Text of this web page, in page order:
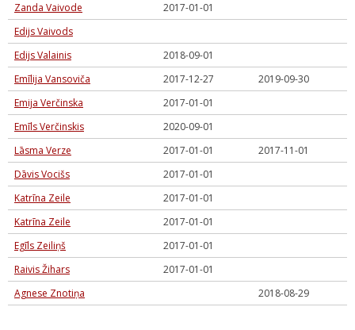
Zanda Vaivode
2017-01-01
Edijs Vaivods
Edijs Valainis
2018-09-01
Emīlija Vansoviča
2017-12-27
2019-09-30
Emija Verčinska
2017-01-01
Emīls Verčinskis
2020-09-01
Lāsma Verze
2017-01-01
2017-11-01
Dāvis Vocišs
2017-01-01
Katrīna Zeile
2017-01-01
Katrīna Zeile
2017-01-01
Egīls Zeiliņš
2017-01-01
Raivis Žihars
2017-01-01
Agnese Znotiņa
2018-08-29